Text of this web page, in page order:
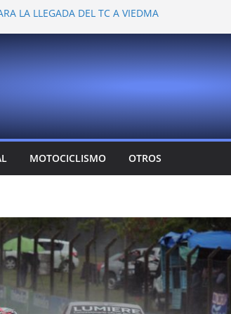
LA LLEGADA DEL TC A VIEDMA
EN LA PLATA
VER A TANTOS PILOTOS
DEJÓ CAMBIOS EN LOS CAMPEONATOS
CONFIRMA SU REGRESO AL TOP RACE
MOTOCICLISMO OTROS